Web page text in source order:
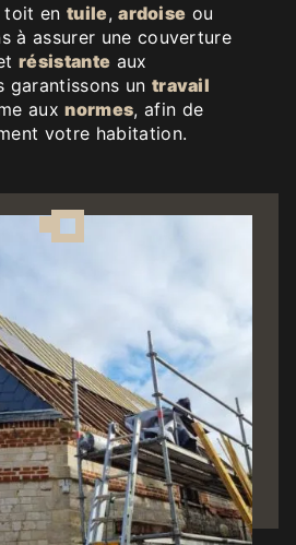
toit en tuile,ardoise ou
à assurer une couverture
résistante aux
garantissons un travail
auxnormes, afin de
votre habitation.